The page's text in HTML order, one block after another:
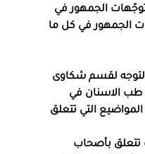
الجمهور في
الجمهور في كل ما
لقسم شكاوى
طب الاسنان في
التي تتعلق
تتعلق بأصحاب